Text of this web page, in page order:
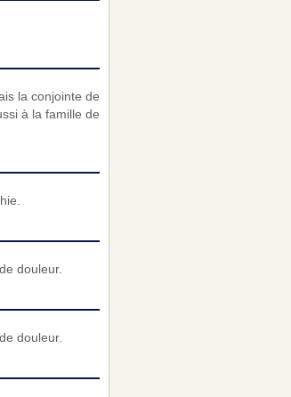
la conjointe de
à la famille de
douleur.
douleur.